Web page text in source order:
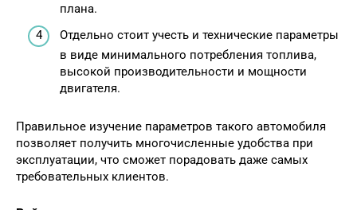
плана.
Отдельно стоит учесть и технические параметры
в виде минимального потребления топлива,
высокой производительности и мощности
двигателя.
Правильное изучение параметров такого автомобиля
позволяет получить многочисленные удобства при
эксплуатации, что сможет порадовать даже самых
требовательных клиентов.